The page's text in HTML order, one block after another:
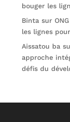
bouger les
Bintasur
les lignes
Aissatou ba
approche
défis du